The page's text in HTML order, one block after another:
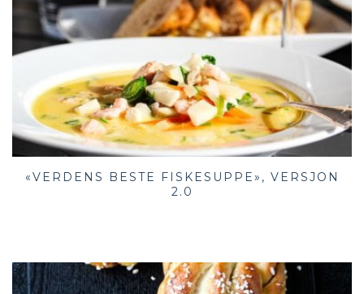
«VERDENS BESTE FISKESUPPE», VERSJON
2.0